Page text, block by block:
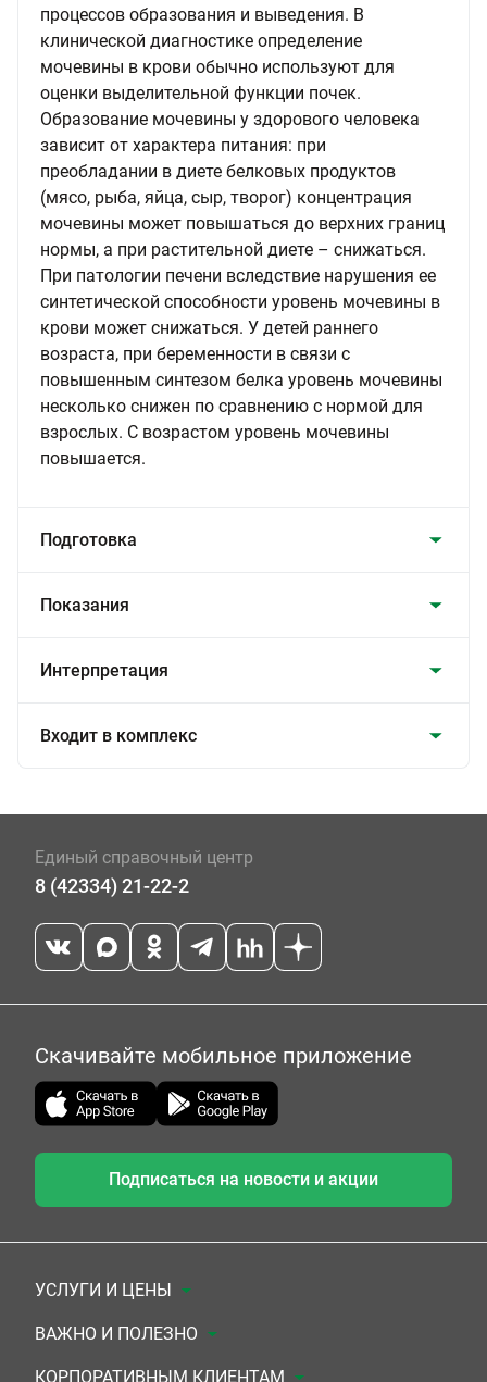
процессов образования и выведения. В
клинической диагностике определение
мочевины в крови обычно используют для
оценки выделительной функции почек.
Образование мочевины у здорового человека
зависит от характера питания: при
преобладании в диете белковых продуктов
(мясо, рыба, яйца, сыр, творог) концентрация
мочевины может повышаться до верхних границ
нормы, а при растительной диете – снижаться.
При патологии печени вследствие нарушения ее
синтетической способности уровень мочевины в
крови может снижаться. У детей раннего
возраста, при беременности в связи с
повышенным синтезом белка уровень мочевины
несколько снижен по сравнению с нормой для
взрослых. С возрастом уровень мочевины
повышается.
Подготовка
Показания
Интерпретация
Входит в комплекс
Единый справочный центр
8 (42334) 21-22-2
Скачивайте мобильное приложение
Подписаться на новости и акции
УСЛУГИ И ЦЕНЫ
Анализы
Комплексы
ВАЖНО И ПОЛЕЗНО
Документы для заключения договора
КОРПОРАТИВНЫМ КЛИЕНТАМ